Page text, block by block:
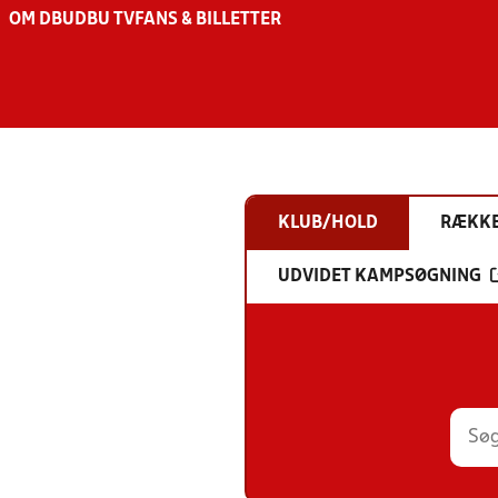
OM DBU DBU TV FANS & BILLETTER
KLUB/HOLD
UDVIDET KAMPSØGNING